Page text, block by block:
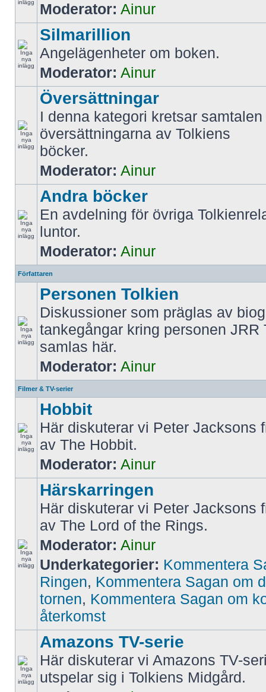
Moderator: Ainur
Silmarillion
Angelägenheter om boken.
Moderator: Ainur
Översättningar
I denna kategori kretsar
översättningarna av Tolkiens
böcker.
Moderator: Ainur
Andra böcker
En avdelning för övriga
luntor.
Moderator: Ainur
Författaren
Personen Tolkien
Diskussioner som präglas av
tankegångar kring personen JRR
samlas här.
Moderator: Ainur
Filmer & TV-serier
Hobbit
Här diskuterar vi Peter Jacksons
av The Hobbit.
Moderator: Ainur
Härskarringen
Här diskuterar vi Peter Jacksons
av The Lord of the Rings.
Moderator: Ainur
Underkategorier: Kommentera
Ringen, Kommentera Sagan om
tornen, Kommentera Sagan om
återkomst
Amazons TV-serie
Här diskuterar vi Amazons TV-
utspelar sig i Tolkiens Midgård.